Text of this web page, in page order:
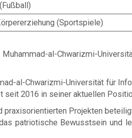
(Sportspiele)
al-Chwarizmi-
al-Chwarizmi-Universität für
seit 2016 in seiner aktuellen
Projekten
patriotische Bewusstsein und